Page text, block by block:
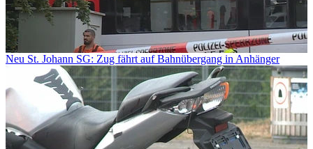
Neu St. Johann SG: Zug fährt auf Bahnübergang in Anhänger